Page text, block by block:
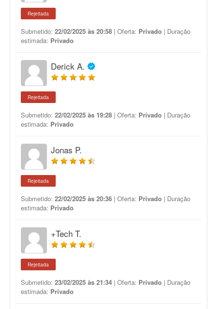
Rejeitada
Submetido: 22/02/2025 às 20:58 | Oferta: Privado | Duração
estimada: Privado
Derick A.
Rejeitada
Submetido: 22/02/2025 às 19:28 | Oferta: Privado | Duração
estimada: Privado
Jonas P.
Rejeitada
Submetido: 22/02/2025 às 20:36 | Oferta: Privado | Duração
estimada: Privado
+Tech T.
Rejeitada
Submetido: 23/02/2025 às 21:34 | Oferta: Privado | Duração
estimada: Privado